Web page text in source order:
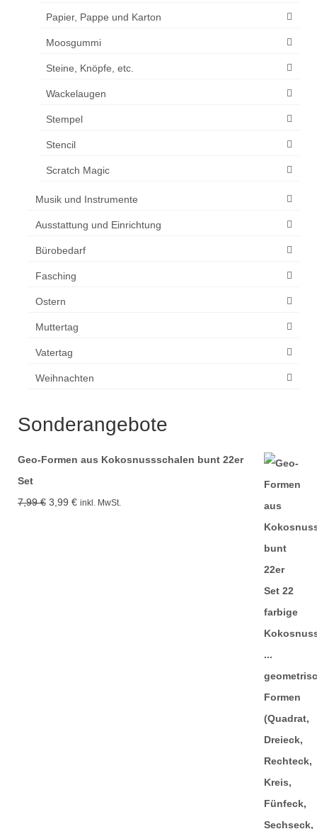
Papier, Pappe und Karton
Moosgummi
Steine, Knöpfe, etc.
Wackelaugen
Stempel
Stencil
Scratch Magic
Musik und Instrumente
Ausstattung und Einrichtung
Bürobedarf
Fasching
Ostern
Muttertag
Vatertag
Weihnachten
Sonderangebote
Geo-Formen aus Kokosnussschalen bunt 22er
Set
7,99€ Ursprünglicher
3,99 €Aktueller
inkl. MwSt.